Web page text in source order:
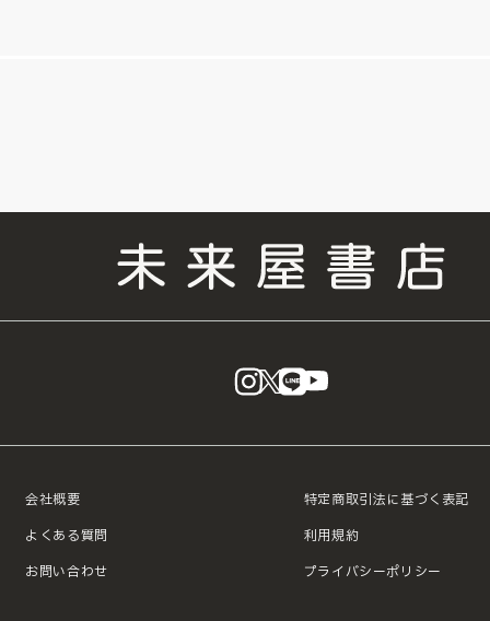
instagram
X LINE
会社概要
よくある質問
お問い合わせ
特定商取引法に基づく表記
利用規約
プライバシーポリシー